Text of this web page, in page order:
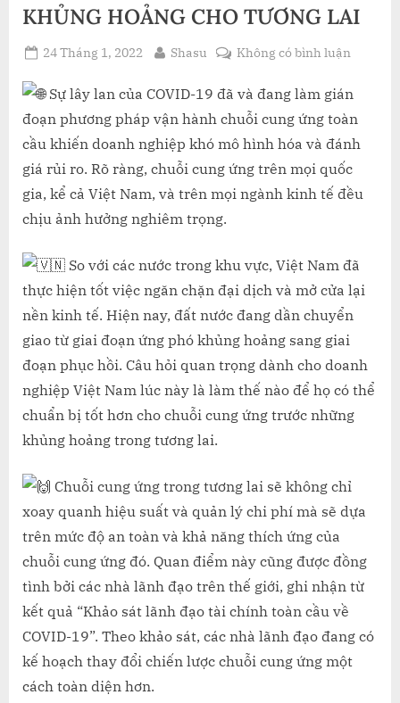
KHỦNG HOẢNG CHO TƯƠNG LAI
Posted
24 Tháng 1, 2022 By
Shasu Không có bình luậnở
CHIẾN
LƯỢC
PHÓ
VỚI
10
TỪ
CUNG
ỨNG
BÊN
THỨ
BA.
TĂNG
NĂNG
PHÓ
HOẢNG
CHO
Sự lây lan của COVID-19 đã và đang làm gián
đoạn phương pháp vận hành chuỗi cung ứng toàn
cầu khiến doanh nghiệp khó mô hình hóa và đánh
giá rủi ro. Rõ ràng, chuỗi cung ứng trên mọi quốc
gia, kể cả Việt Nam, và trên mọi ngành kinh tế đều
chịu ảnh hưởng nghiêm trọng.
So với các nước trong khu vực, Việt Nam đã
thực hiện tốt việc ngăn chặn đại dịch và mở cửa lại
nền kinh tế. Hiện nay, đất nước đang dần chuyển
giao từ giai đoạn ứng phó khủng hoảng sang giai
đoạn phục hồi. Câu hỏi quan trọng dành cho doanh
nghiệp Việt Nam lúc này là làm thế nào để họ có thể
chuẩn bị tốt hơn cho chuỗi cung ứng trước những
khủng hoảng trong tương lai.
Chuỗi cung ứng trong tương lai sẽ không chỉ
xoay quanh hiệu suất và quản lý chi phí mà sẽ dựa
trên mức độ an toàn và khả năng thích ứng của
chuỗi cung ứng đó. Quan điểm này cũng được đồng
tình bởi các nhà lãnh đạo trên thế giới, ghi nhận từ
kết quả “Khảo sát lãnh đạo tài chính toàn cầu về
COVID-19”. Theo khảo sát, các nhà lãnh đạo đang có
kế hoạch thay đổi chiến lược chuỗi cung ứng một
cách toàn diện hơn.